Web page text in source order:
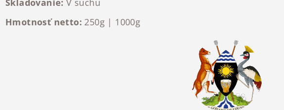
Hmotnosť netto: 250g | 1000g